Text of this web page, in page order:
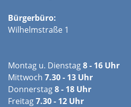
Bürgerbüro:
Wilhelmstraße 1
Montag u. Dienstag8 - 16 Uhr
Mittwoch 7.30 - 13 Uhr
Donnerstag8 - 18 Uhr
Freitag7.30 - 12 Uhr